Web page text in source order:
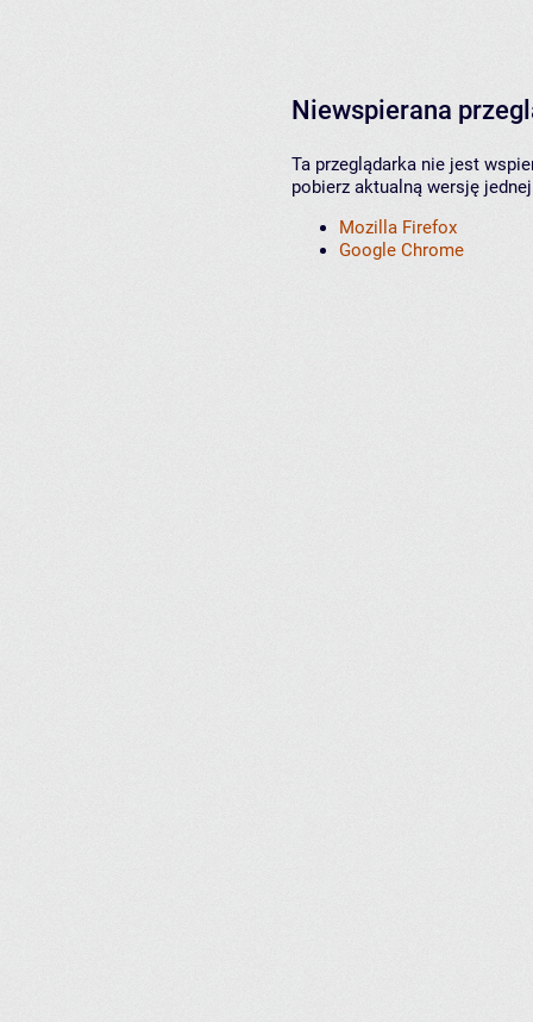
Niewspierana
Ta przeglądarka nie jest
pobierz aktualną wersję
Mozilla Firefox
Google Chrome